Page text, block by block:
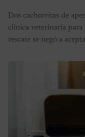
Dos cachorritas de
clínica veterinaria para
rescate se negó a